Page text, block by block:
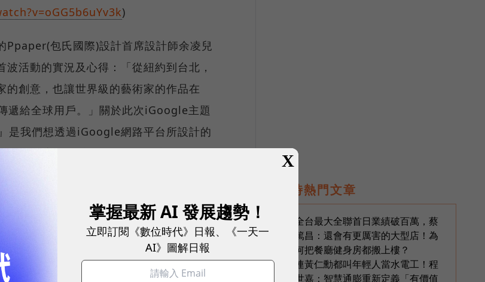
)
包氏國際)設計首席設計師余凌兒
活動的實況及心得：「從紐約到台北，
創意，也讓世界級的藝術家的作品在
遞給全球用戶。」關於此次iGoogle主題
是我們想透過iGoogle網路平台所設計的
變換圖案的設計，來常常變換心情，在虛
，請至
網站，或至YouTube欣賞作品及影片
即時熱門文章
全台最大全聯首日業績破百萬，蔡
篤昌：還會有更厲害的大型店！為
何把餐廳健身房都搬上樓？
連黃仁勳都叫年輕人當水電工！程
世嘉：智慧通膨重新定義「有價值
X
掌握最新 AI 發展趨勢！
立即訂閱《數位時代》日報、《一天一
AI》圖解日報